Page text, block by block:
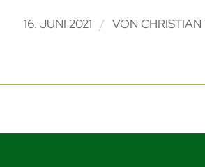
16. JUNI 2021 / VON